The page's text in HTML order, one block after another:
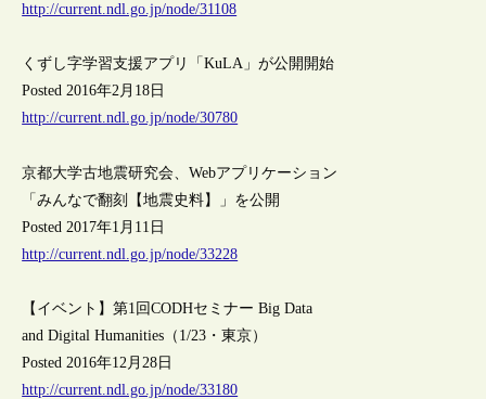
http://current.ndl.go.jp/node/31108
くずし字学習支援アプリ「KuLA」が公開開始
Posted 2016年2月18日
http://current.ndl.go.jp/node/30780
京都大学古地震研究会、Webアプリケーション
「みんなで翻刻【地震史料】」を公開
Posted 2017年1月11日
http://current.ndl.go.jp/node/33228
【イベント】第1回CODHセミナー Big Data
and Digital Humanities（1/23・東京）
Posted 2016年12月28日
http://current.ndl.go.jp/node/33180